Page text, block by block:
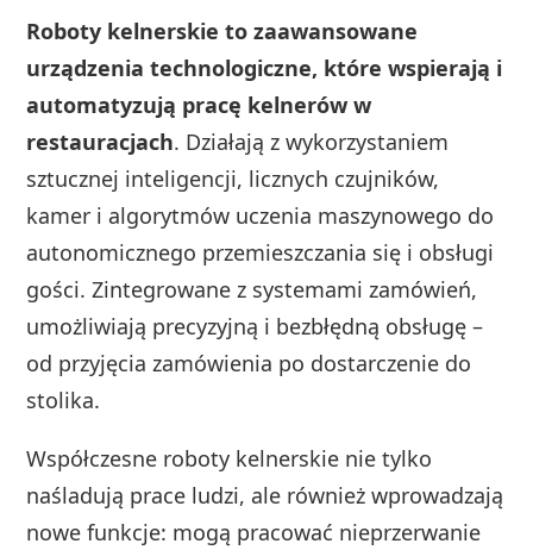
Roboty kelnerskie to zaawansowane
urządzenia technologiczne, które wspierają i
automatyzują pracę kelnerów w
restauracjach. Działają z wykorzystaniem
sztucznej inteligencji, licznych czujników,
kamer i algorytmów uczenia maszynowego do
autonomicznego przemieszczania się i obsługi
gości. Zintegrowane z systemami zamówień,
umożliwiają precyzyjną i bezbłędną obsługę –
od przyjęcia zamówienia po dostarczenie do
stolika.
Współczesne roboty kelnerskie nie tylko
naśladują prace ludzi, ale również wprowadzają
nowe funkcje: mogą pracować nieprzerwanie